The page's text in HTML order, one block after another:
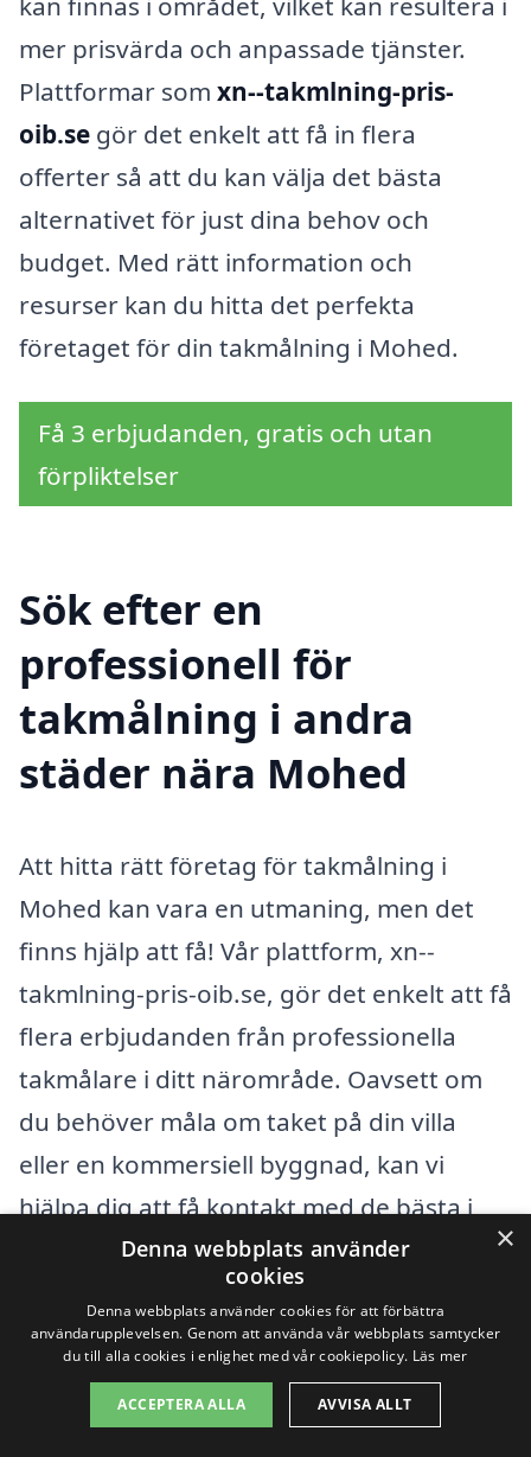
mer prisvärda och anpassade tjänster.
Plattformar som xn--takmlning-pris-
oib.se gör det enkelt att få in flera
offerter så att du kan välja det bästa
alternativet för just dina behov och
budget. Med rätt information och
resurser kan du hitta det perfekta
företaget för din takmålning i Mohed.
Få 3 erbjudanden, gratis och utan
förpliktelser
Sök efter en
professionell för
takmålning i andra
städer nära Mohed
Att hitta rätt företag för takmålning i
Mohed kan vara en utmaning, men det
finns hjälp att få! Vår plattform, xn--
takmlning-pris-oib.se, gör det enkelt att få
flera erbjudanden från professionella
takmålare i ditt närområde. Oavsett om
du behöver måla om taket på din villa
eller en kommersiell byggnad, kan vi
hjälpa dig att få kontakt med de bästa i
branschen.
Förutom Mohed finns det flera andra
städer i närheten där du också kan hitta
kompetenta takmålare. Dessa inkluderar:
×
Denna webbplats använder
cookies
Denna webbplats använder cookies för att förbättra
användarupplevelsen. Genom att använda vår webbplats samtycker
du till alla cookies i enlighet med vår cookiepolicy. Läs mer
ACCEPTERA ALLA AVVISA ALLT